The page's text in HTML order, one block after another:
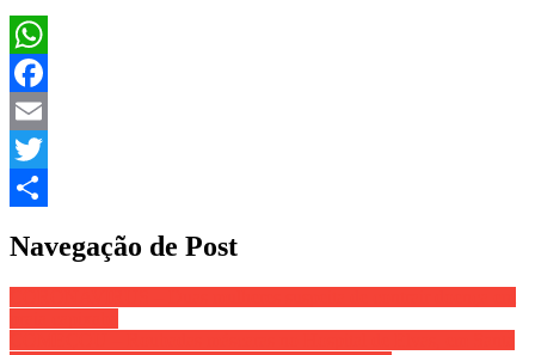
WhatsApp
Facebook
Email
Twitter
Navegação de Post